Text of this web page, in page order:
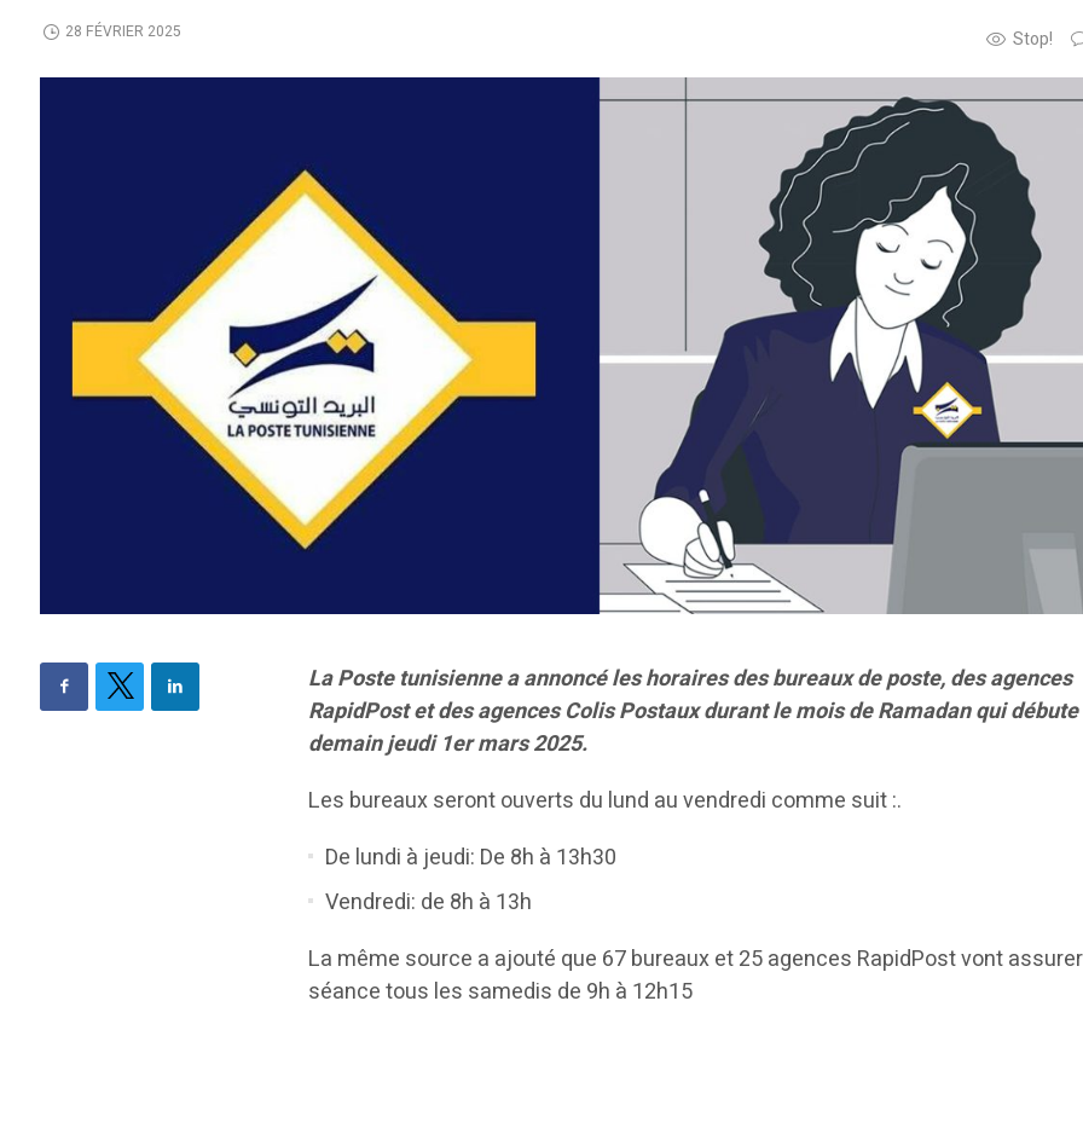
Stop!
28 FÉVRIER 2025
La Poste tunisienne a annoncé les horaires des bureaux de poste, des agences
RapidPost et des agences Colis Postaux durant le mois de Ramadan qui débute
demain jeudi 1er mars 2025.
Les bureaux seront ouverts du lund au vendredi comme suit :.
De lundi à jeudi: De 8h à 13h30
Vendredi: de 8h à 13h
La même source a ajouté que 67 bureaux et 25 agences RapidPost vont
séance tous les samedis de 9h à 12h15